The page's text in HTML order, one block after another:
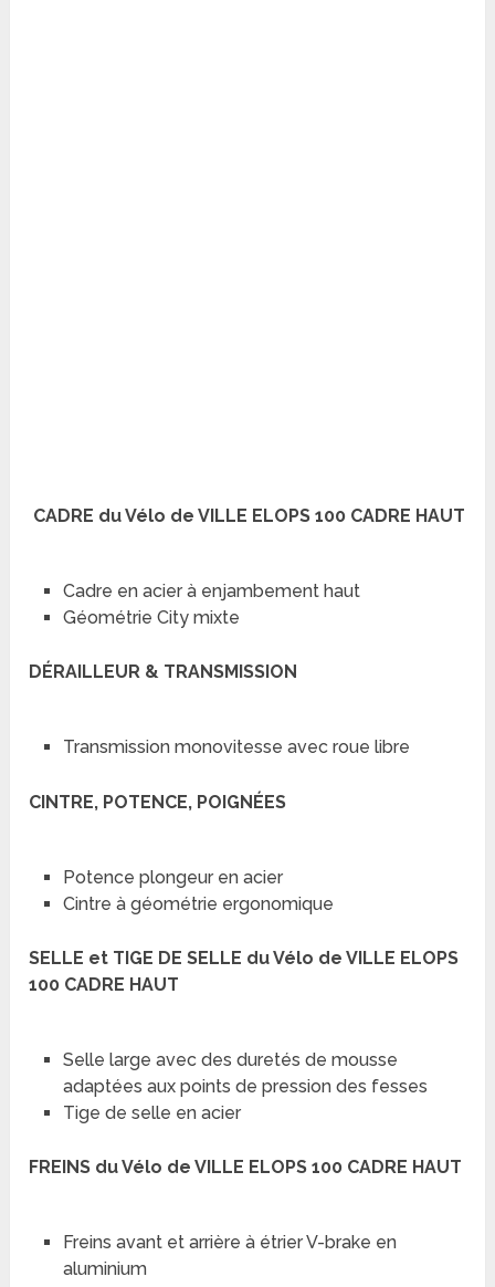
CADRE du Vélo de VILLE ELOPS 100 CADRE HAUT
Cadre en acier à enjambement haut
Géométrie City mixte
DÉRAILLEUR & TRANSMISSION
Transmission monovitesse avec roue libre
CINTRE, POTENCE, POIGNÉES
Potence plongeur en acier
Cintre à géométrie ergonomique
SELLE et TIGE DE SELLE du Vélo de VILLE ELOPS
100 CADRE HAUT
Selle large avec des duretés de mousse
adaptées aux points de pression des fesses
Tige de selle en acier
FREINS du Vélo de VILLE ELOPS 100 CADRE HAUT
Freins avant et arrière à étrier V-brake en
aluminium